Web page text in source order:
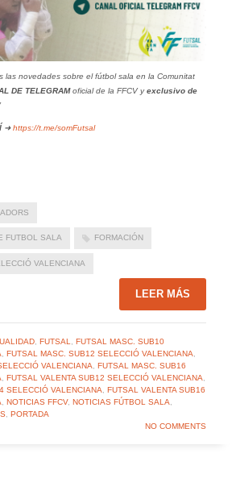
las novedades sobre el fútbol sala en la Comunitat
DE TELEGRAMoficial de la FFCV yexclusivo de
➜https://t.me/somFutsal
FUTBOL SALA FORMACIÓN
VALENCIANA
LEER MÁS
, FUTSAL
FUTSAL MASC. SUB10
FUTSAL MASC. SUB12 SELECCIÓ VALENCIANA
VALENCIANA
FUTSAL MASC. SUB16
FUTSAL VALENTA SUB12 SELECCIÓ VALENCIANA
SELECCIÓ VALENCIANA
FUTSAL VALENTA SUB16
NOTICIAS FFCV, NOTICIAS FÚTBOL SALA
, PORTADA
NO COMMENTS